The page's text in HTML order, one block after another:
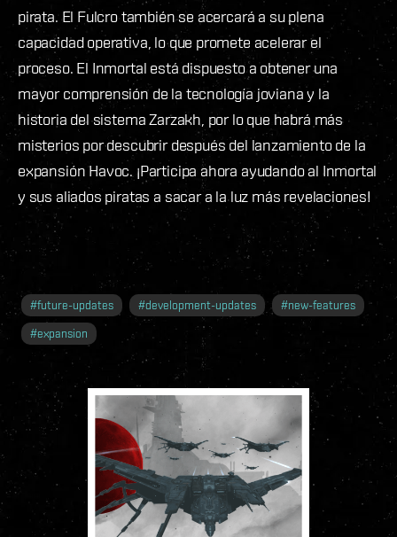
pirata. El Fulcro también se acercará a su plena
capacidad operativa, lo que promete acelerar el
proceso. El Inmortal está dispuesto a obtener una
mayor comprensión de la tecnología joviana y la
historia del sistema Zarzakh, por lo que habrá más
misterios por descubrir después del lanzamiento de la
expansión Havoc. ¡Participa ahora ayudando al Inmortal
y sus aliados piratas a sacar a la luz más revelaciones!
#future-updates #development-updates #new-features
#expansion